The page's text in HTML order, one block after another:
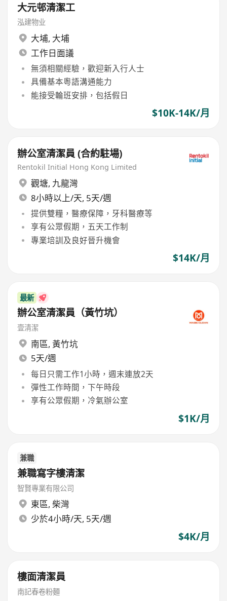
大元邨清潔工
泓建物业
大埔, 大埔
工作日面議
無須相關經驗，歡迎新入行人士
具備基本粵語溝通能力
能接受輪班安排，包括假日
$10K-14K/月
辦公室清潔員 (合約駐場)
Rentokil Initial Hong Kong Limited
觀塘, 九龍灣
8小時以上/天, 5天/週
提供雙糧，醫療保障，牙科醫療等
享有公眾假期，五天工作制
專業培訓及良好晉升機會
$14K/月
最新
辦公室清潔員（黃竹坑）
壹清潔
南區, 黃竹坑
5天/週
每日只需工作1小時，週末連放2天
彈性工作時間，下午時段
享有公眾假期，冷氣辦公室
$1K/月
兼職
兼職寫字樓清潔
智賢專業有限公司
東區, 柴灣
少於4小時/天, 5天/週
$4K/月
樓面清潔員
南記春卷粉麵